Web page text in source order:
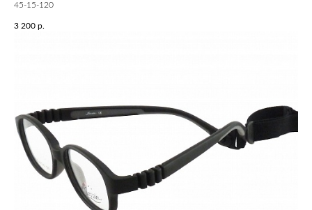
45-15-120
3 200 р.